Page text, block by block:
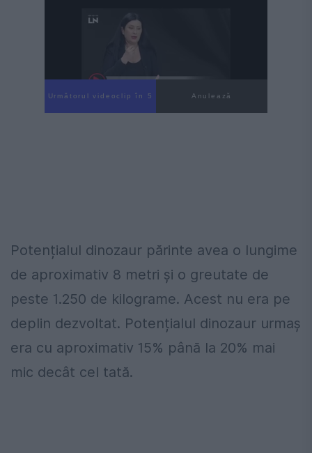
Următorul videoclip în 4 Anulează
Potențialul dinozaur părinte avea o lungime
de aproximativ 8 metri și o greutate de
peste 1.250 de kilograme. Acest nu era pe
deplin dezvoltat. Potențialul dinozaur urmaș
era cu aproximativ 15% până la 20% mai
mic decât cel tată.